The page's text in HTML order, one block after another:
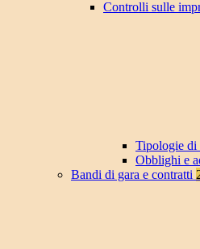
Controlli sulle
Tipologie di
Obblighi e
Bandi di gara e contratti